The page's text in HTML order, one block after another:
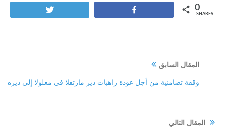
0
SHARES
المقال السابق
وقفة تضامنية من أجل عودة راهبات دير مارتقلا في معلولا إلى ديره
المقال التالي